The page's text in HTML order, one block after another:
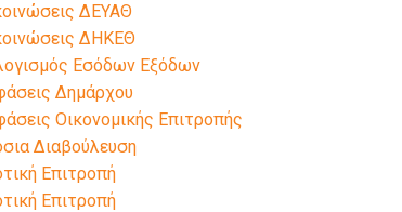
ΔΕΥΑΘ
ΔΗΚΕΘ
Εσόδων Εξόδων
Δημάρχου
Οικονομικής Επιτροπής
Διαβούλευση
Επιτροπή
Επιτροπή